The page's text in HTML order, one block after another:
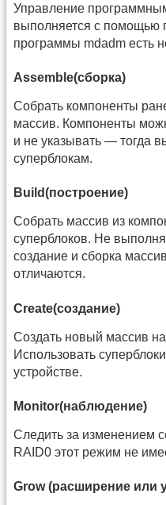
Управление
выполняется с помощью
программы mdadm есть
Assemble(сборка)
Собрать компоненты
массив. Компоненты
и не указывать — тогда
суперблокам.
Build(построение)
Собрать массив из
суперблоков. Не
создание и сборка
отличаются.
Create(создание)
Создать новый массив
Использовать
устройстве.
Monitor(наблюдение)
Следить за изменением
RAID0 этот режим не
Grow (расширение или